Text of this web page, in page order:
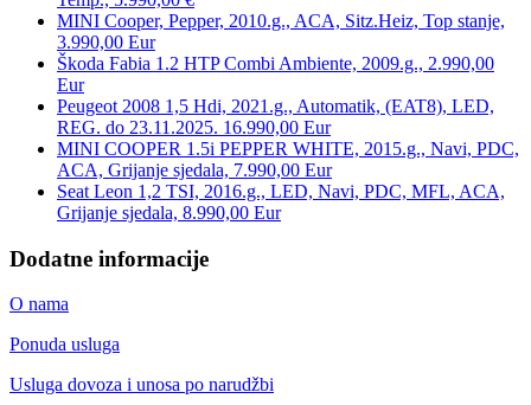
MINI Cooper, Pepper, 2010.g., ACA, Sitz.Heiz, Top stanje,
3.990,00 Eur
Škoda Fabia 1.2 HTP Combi Ambiente, 2009.g., 2.990,00
Eur
Peugeot 2008 1,5 Hdi, 2021.g., Automatik, (EAT8), LED,
REG. do 23.11.2025. 16.990,00 Eur
MINI COOPER 1.5i PEPPER WHITE, 2015.g., Navi, PDC,
ACA, Grijanje sjedala, 7.990,00 Eur
Seat Leon 1,2 TSI, 2016.g., LED, Navi, PDC, MFL, ACA,
Grijanje sjedala, 8.990,00 Eur
Dodatne informacije
O nama
Ponuda usluga
Usluga dovoza i unosa po narudžbi